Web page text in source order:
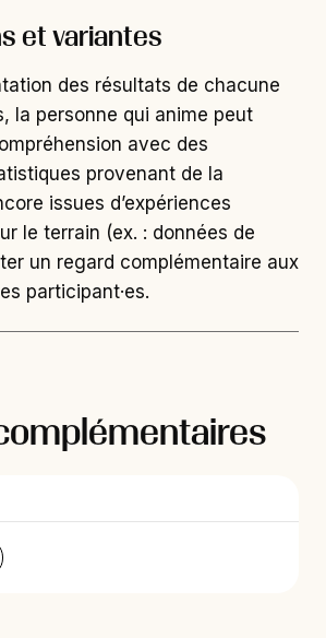
et variantes
des résultats de chacune
la personne qui anime peut
avec des
provenant de la
issues d’expériences
le terrain (ex. : données de
un regard complémentaire aux
participant·es.